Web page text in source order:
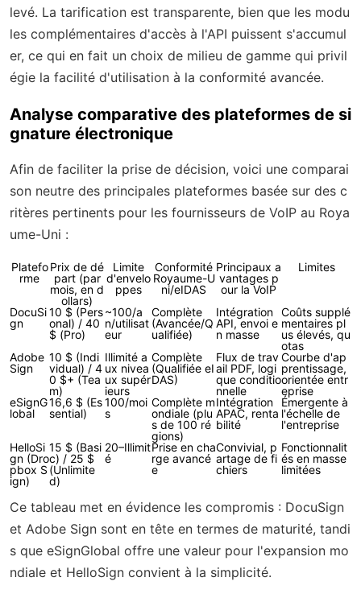
levé. La tarification est transparente, bien que les modu
les complémentaires d'accès à l'API puissent s'accumul
er, ce qui en fait un choix de milieu de gamme qui privil
égie la facilité d'utilisation à la conformité avancée.
Analyse comparative des plateformes de si
gnature électronique
Afin de faciliter la prise de décision, voici une comparai
son neutre des principales plateformes basée sur des c
ritères pertinents pour les fournisseurs de VoIP au Roya
ume-Uni :
Platefo
rme
Prix de dé
part (par
mois, en d
ollars)
Limite
d'envelo
ppes
Conformité
Royaume-U
ni/eIDAS
Principaux a
vantages p
our la VoIP
Limites
DocuSi
gn
10 $ (Pers
onal) / 40
$ (Pro)
~100/a
n/utilisat
eur
Complète
(Avancée/Q
ualifiée)
Intégration
API, envoi e
n masse
Coûts supplé
mentaires pl
us élevés, qu
otas
Adobe
Sign
10 $ (Indi
vidual) / 4
0 $+ (Tea
m)
Illimité a
ux nivea
ux supér
ieurs
Complète
(Qualifiée eI
DAS)
Flux de trav
ail PDF, logi
que conditio
nnelle
Courbe d'ap
prentissage,
orientée entr
eprise
eSignG
lobal
16,6 $ (Es
sential)
100/moi
s
Complète m
ondiale (plu
s de 100 ré
gions)
Intégration
APAC, renta
bilité
Émergente à
l'échelle de
l'entreprise
HelloSi
gn (Dro
pbox S
ign)
15 $ (Basi
c) / 25 $
(Unlimite
d)
20–Illimit
é
Prise en cha
rge avancé
e
Convivial, p
artage de fi
chiers
Fonctionnalit
és en masse
limitées
Ce tableau met en évidence les compromis : DocuSign
et Adobe Sign sont en tête en termes de maturité, tandi
s que eSignGlobal offre une valeur pour l'expansion mo
ndiale et HelloSign convient à la simplicité.